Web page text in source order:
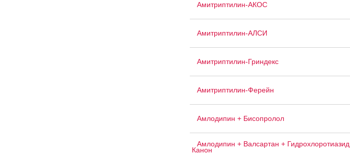
Амитриптилин-АКОС
Амитриптилин-АЛСИ
Амитриптилин-Гриндекс
Амитриптилин-Ферейн
Амлодипин + Бисопролол
Амлодипин + Валсартан + Гидрохлоротиазид
Канон